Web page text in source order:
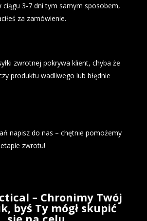
ciągu 3-7 dni tym samym sposobem,
za zamówienie.
zwrotnej pokrywa klient, chyba że
produktu wadliwego lub błędnie
napisz do nas – chętnie pomożemy
zwrotu!
– Chronimy Twój
byś Ty mógł skupić